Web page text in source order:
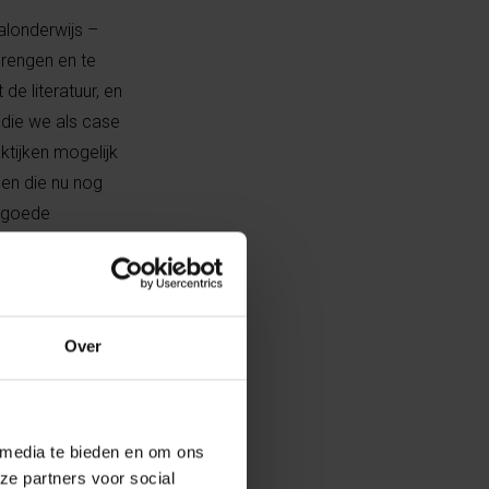
Over
te bieden en om ons
partners voor social
–
en te
literatuur, en
we als case
mogelijk
die nu nog
officiële
werden